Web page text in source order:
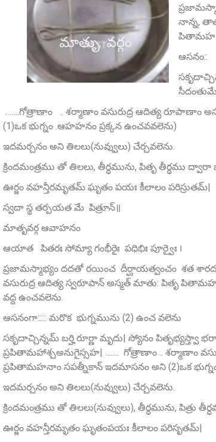
నాన్న,
పితామహ
ఆసనం::
…….గోత్రాణాం .. శర్మాణాం వసురుద్ర ఆదిత్య
(1)ఒక భుగ్నం .ఆహహనం ప్రక్కన ఉంచవవలెను)
ఇదమర్చనం అని తిలలు(నువ్వులు) చేర్చవలెను.
క్రిందమంత్రము తో తిలలు, తీర్ధమును, పితృ తీర్ధము
ఊర్జం వహన్తీరమృతమ్‌ ఘృతం పయః కీలాలం పరిస్రుతమ్‌|
స్వదా స్థ తర్పయత మే పిత్రూన్‌॥
మాతృవర్గ ఆవాహనం
ఆయాత పితరః సోమ్యా గంభీరైః పధిభిః పూర్వైః ౹
ప్రజామస్మాభ్యం దదతో రయించ దీర్ఘాయత్వంచం శత
వసురుద్ర ఆదిత్య స్వరూపాన్‌ అస్మత్‌ మాతు: పితృ
వద్ద ఉంచవలెను.
ఆసనంగా::::: మరొక భుగ్నమును (2) ఉంచ వలెను
సకృదాచ్చిన్నమ్‌ బర్హి రూర్ణా మృదు| స్యోనం
ప్రపితామహాశ్చఅనుగైస్సహ| ……. గోత్రాణాం .. శర్మాణాం
ప్రపితామహనాం సపత్నీకాన్ ఇదమాసనం అని (2)ఒక
ఇదమర్చనం అని తిలలు(నువ్వులు) చేర్చవలెను.
క్రిందమంత్రము తో తిలలు(నువ్వులు), తీర్ధమును, పిత్రు
ఊర్జం వహన్తీరమృతం ఘృతంపయః కీలాలం పరిసృతమ్‌|